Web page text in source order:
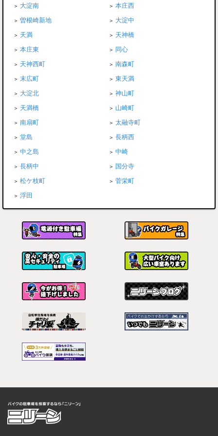
大淀南
本庄西
曽根崎新地
大淀中
天満
天神橋
本庄東
同心
天神西町
南森町
末広町
東天満
大淀北
神山町
天満橋
山崎町
南扇町
太融寺町
堂島
長柄西
中之島
中崎
長柄中
国分寺
松ケ枝町
菅栄町
浮田